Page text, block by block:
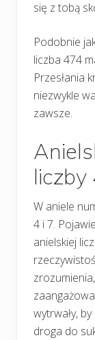
się z tobą
Podobnie
liczba 474
Przesłania
niezwykle
zawsze.
liczby
W aniele
4 i 7.
anielskiej
wytrwały,
droga do